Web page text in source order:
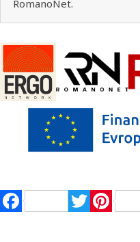
RomanoNet.